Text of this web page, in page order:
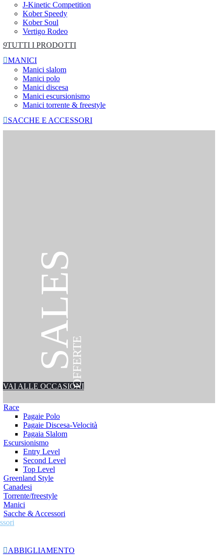
J-Kinetic Competition
Kober Speedy
Kober Soul
Vertigo Rodeo
9TUTTI I PRODOTTI
MANICI
Manici slalom
Manici polo
Manici discesa
Manici escursionismo
Manici torrente & freestyle
SACCHE E ACCESSORI
SALESOFFERTE
VAI ALLE OCCASIONI
Race
Pagaie Polo
Pagaie Discesa-Velocità
Pagaia Slalom
Escursionismo
Entry Level
Second Level
Top Level
Greenland Style
Canadesi
Torrente/freestyle
Manici
Sacche & Accessori
ABBIGLIAMENTO